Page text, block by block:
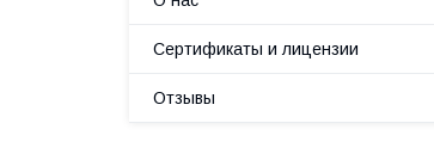
Сертификаты и лицензии
Отзывы